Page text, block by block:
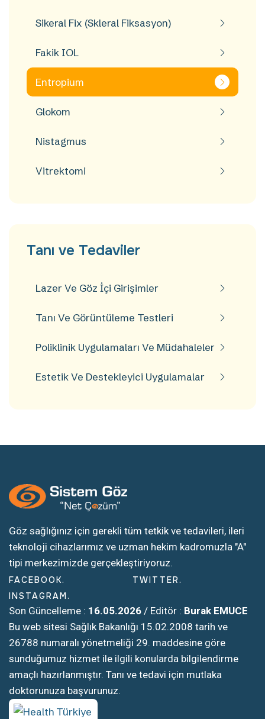
Sikeral Fix (Skleral Fiksasyon)
Fakik IOL
Entropium
Glokom
Nistagmus
Vitrektomi
Tanı ve Tedaviler
Lazer Ve Göz İçi Girişimler
Tanı Ve Görüntüleme Testleri
Poliklinik Uygulamaları Ve Müdahaleler
Estetik Ve Destekleyici Uygulamalar
Göz sağlığınız için gerekli tüm tetkik ve tedavileri, ileri
teknoloji cihazlarımız ve uzman hekim kadromuzla "A"
tipi merkezimizde gerçekleştiriyoruz.
FACEBOOK
TWITTER
INSTAGRAM
Son Güncelleme : 16.05.2026 / Editör : Burak EMUCE
Bu web sitesi Sağlık Bakanlığı 15.02.2008 tarih ve
26788 numaralı yönetmeliği 29. maddesine göre
sunduğumuz hizmet ile ilgili konularda bilgilendirme
amaçlı hazırlanmıştır. Tanı ve tedavi için mutlaka
doktorunuza başvurunuz.